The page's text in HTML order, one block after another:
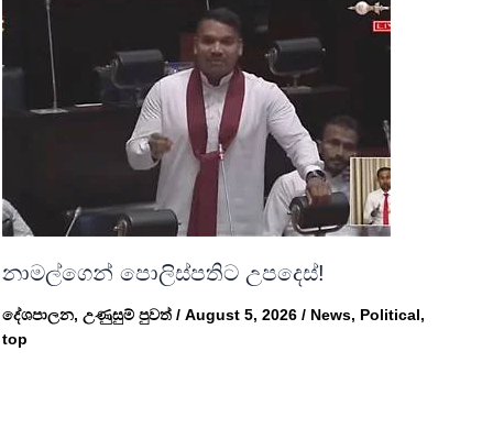
නාමල්ගෙන් පොලිස්පතිට උපදෙස්!
දේශපාලන, උණුසුම් පුවත්/ August 5, 2026 / News, Political,
top